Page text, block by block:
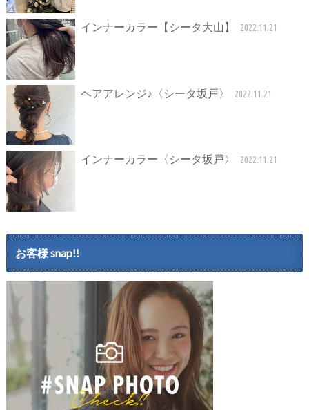
インナーカラー【シータ大山】 2022.11.21
ヘアアレンジ♪〈シータ坂戸〉 2022.11.21
インナーカラー〈シータ坂戸〉 2022.11.21
お客様 snap!!